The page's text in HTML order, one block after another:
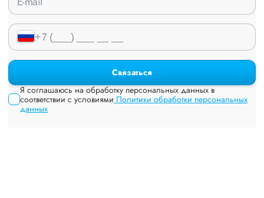
Я соглашаюсь на обработку персональных данных в
соответствии с условиями Политики обработки персональных
данных
Связаться